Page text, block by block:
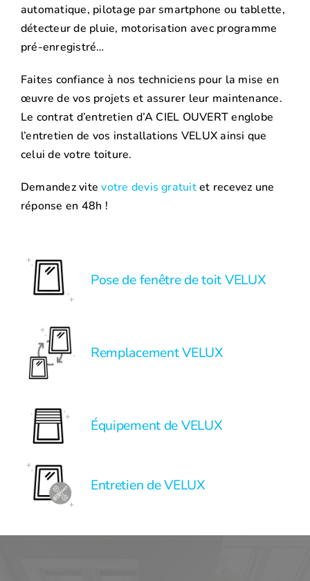
automatique, pilotage par smartphone ou tablette,
détecteur de pluie, motorisation avec programme
pré-enregistré…
Faites confiance à nos techniciens pour la mise en
œuvre de vos projets et assurer leur maintenance.
Le contrat d’entretien d’A CIEL OUVERT englobe
l’entretien de vos installations VELUX ainsi que
celui de votre toiture.
Demandez vitevotre devis gratuitet recevez une
réponse en 48h !
Pose de fenêtre de toit VELUX
Remplacement VELUX
Équipement de VELUX
Entretien de VELUX